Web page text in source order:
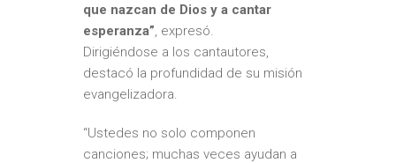
que nazcan de Dios y a cantar
esperanza”, expresó.
Dirigiéndose a los cantautores,
destacó la profundidad de su misión
evangelizadora.
“Ustedes no solo componen
canciones; muchas veces ayudan a